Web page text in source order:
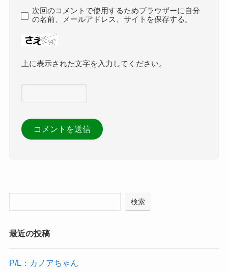
次回のコメントで使用するためブラウザーに自分
の名前、メールアドレス、サイトを保存する。
上に表示された文字を入力してください。
検索
最近の投稿
P/L：カノアちゃん